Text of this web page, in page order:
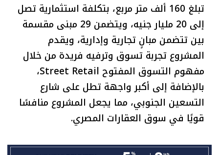
تبلغ 160 ألف متر مربع، بتكلفة استثمارية تصل
إلى 20 مليار جنيه، ويتضمن 29 مبنى مقسمة
بين تتضمن مبانٍ تجارية وإدارية، ويقدم
المشروع تجربة تسوق وترفيه فريدة من خلال
مفهوم التسوق المفتوح Street Retail،
بالإضافة إلى أكبر واجهة تطل على شارع
التسعين الجنوبي، مما يجعل المشروع منافسًا
قويًا في سوق العقارات المصري.